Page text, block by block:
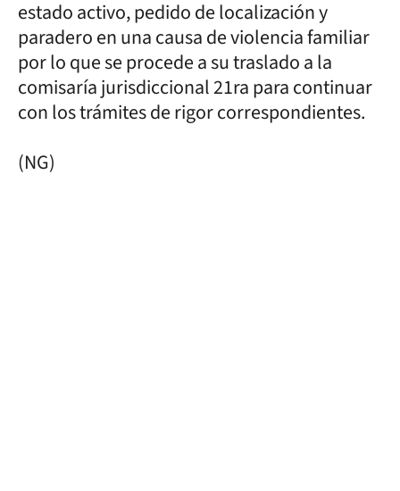
estado activo, pedido de localización y
paradero en una causa de violencia familiar
por lo que se procede a su traslado a la
comisaría jurisdiccional 21ra para continuar
con los trámites de rigor correspondientes.
(NG)